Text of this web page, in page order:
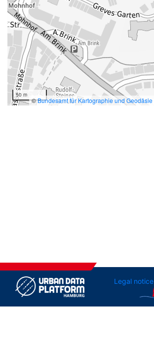
50 m
©Bundesamt für Kartographie und Geodäsie
Legal notice